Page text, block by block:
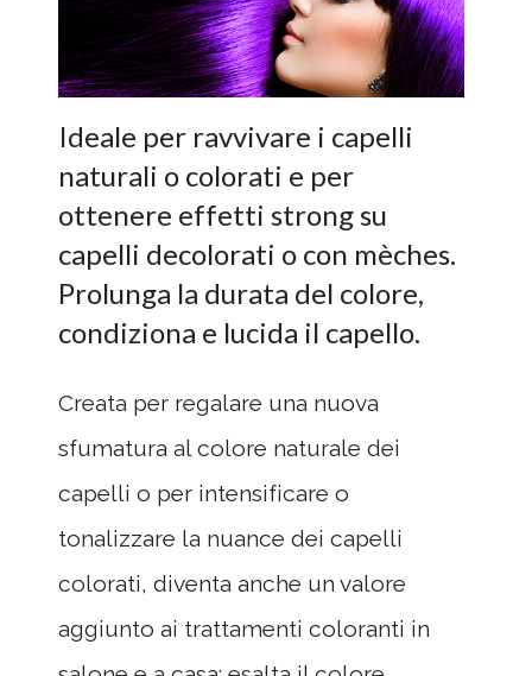
Ideale per ravvivare i capelli
naturali o colorati e per
ottenere effetti strong su
capelli decolorati o con mèches.
Prolunga la durata del colore,
condiziona e lucida il capello.
Creata per regalare una nuova
sfumatura al colore naturale dei
capelli o per intensificare o
tonalizzare la nuance dei capelli
colorati, diventa anche un valore
aggiunto ai trattamenti coloranti in